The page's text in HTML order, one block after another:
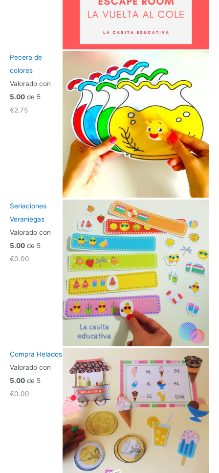
Pecera de
colores
Valorado con
5.00 de 5
€2.75
Seriaciones
Veraniegas
Valorado con
5.00 de 5
€0.00
Compra Helados
Valorado con
5.00 de 5
€0.00